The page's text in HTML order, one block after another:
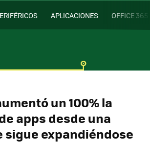
APLICACIONES OFFICE 365
un 100% la
apps desde una
sigue expandiéndose